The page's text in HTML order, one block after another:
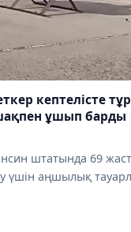
кептелісте
ұшып барды
штатында 69
үшін аңшылық